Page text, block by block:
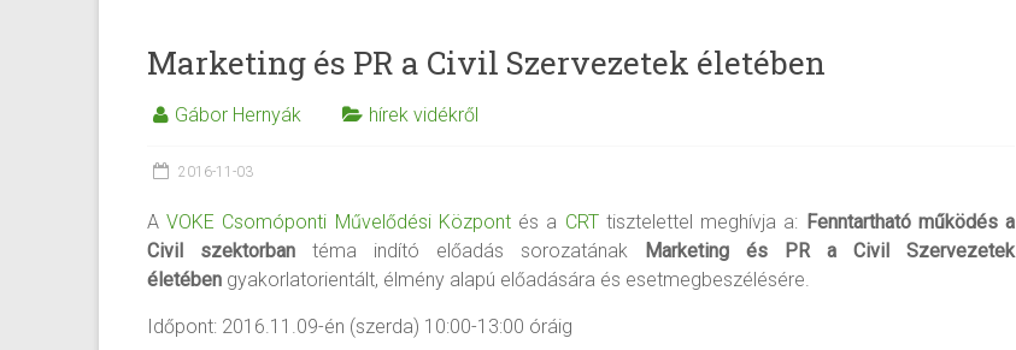
Marketing és PR a Civil Szervezetek életében
Gábor Hernyák hírek vidékről
2016-11-03
AVOKE Csomóponti Művelődési Központés a CRTtisztelettel meghívja a: Fenntartható működés a
Civil szektorban téma indító előadás sorozatának
Marketing és PR a Civil Szervezetek
életében gyakorlatorientált, élmény alapú előadására és esetmegbeszélésére.
Időpont: 2016.11.09-én (szerda) 10:00-13:00 óráig